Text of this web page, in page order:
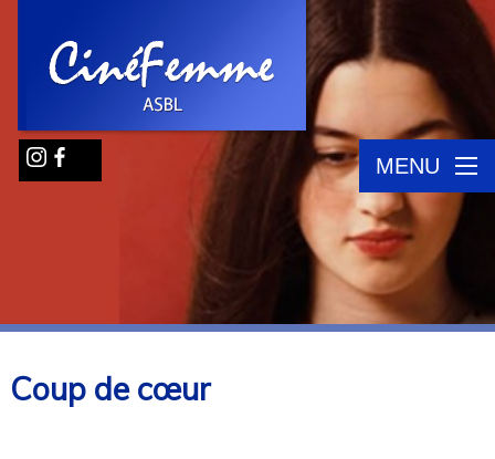
MENU
Coup de cœur